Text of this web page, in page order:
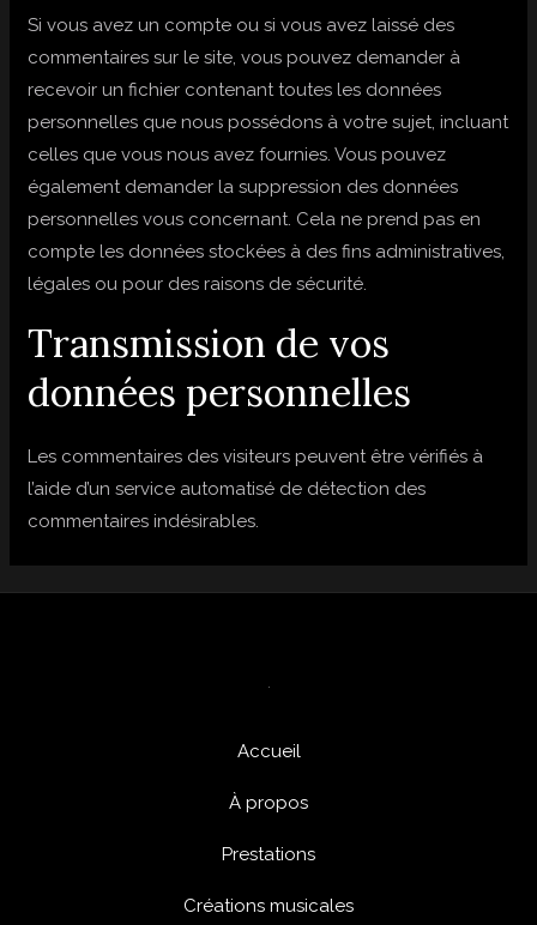
Si vous avez un compte ou si vous avez laissé des
commentaires sur le site, vous pouvez demander à
recevoir un fichier contenant toutes les données
personnelles que nous possédons à votre sujet, incluant
celles que vous nous avez fournies. Vous pouvez
également demander la suppression des données
personnelles vous concernant. Cela ne prend pas en
compte les données stockées à des fins administratives,
légales ou pour des raisons de sécurité.
Transmission de vos
données personnelles
Les commentaires des visiteurs peuvent être vérifiés à
l’aide d’un service automatisé de détection des
commentaires indésirables.
Accueil
À propos
Prestations
Créations musicales